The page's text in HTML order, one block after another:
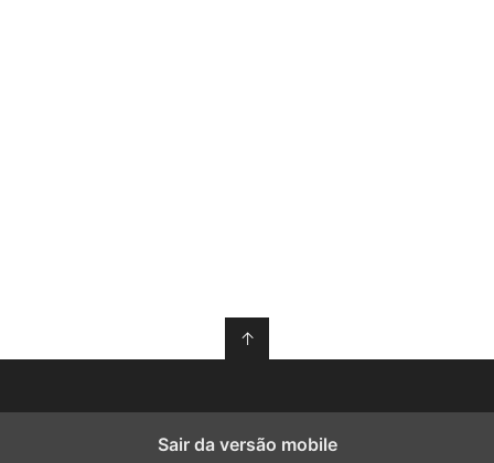
↑
Sair da versão mobile